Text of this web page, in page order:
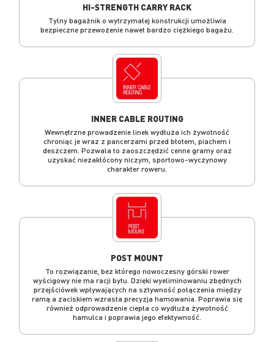
HI-STRENGTH CARRY RACK
Tylny bagażnik o wytrzymałej konstrukcji umożliwia
bezpieczne przewożenie nawet bardzo ciężkiego bagażu.
INNER CABLE ROUTING
Wewnętrzne prowadzenie linek wydłuża ich żywotność
chroniąc je wraz z pancerzami przed błotem, piachem i
deszczem. Pozwala to zaoszczędzić cenne gramy oraz
uzyskać niezakłócony niczym, sportowo-wyczynowy
charakter roweru.
POST MOUNT
To rozwiązanie, bez którego nowoczesny górski rower
wyścigowy nie ma racji bytu. Dzięki wyeliminowaniu zbędnych
przejściówek wpływających na sztywność połączenia między
ramą a zaciskiem wzrasta precyzja hamowania. Poprawia się
również odprowadzenie ciepła co wydłuża żywotność
hamulca i poprawia jego efektywność.